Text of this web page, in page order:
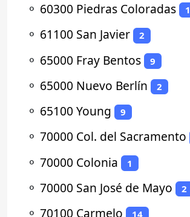
⚬ 60300 Piedras Coloradas 1
⚬ 61100 San Javier 2
⚬ 65000 Fray Bentos 9
⚬ 65000 Nuevo Berlín 2
⚬ 65100 Young 9
⚬ 70000 Col. del Sacramento
⚬ 70000 Colonia 1
⚬ 70000 San José de Mayo 2
⚬ 70100 Carmelo 14